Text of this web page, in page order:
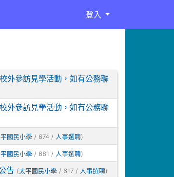
登入
外參訪見學活動，如有公務聯
外參訪見學活動，如有公務聯
國民小學 / 674 / 人事選聘)
國民小學 / 681 / 人事選聘)
告 (太平國民小學 / 617 / 人事選聘)